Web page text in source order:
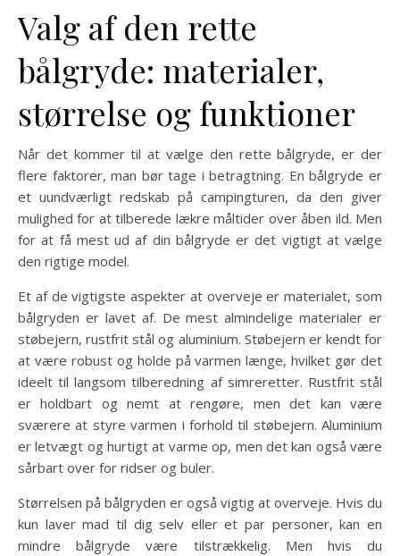
Valg af den rette
bålgryde: materialer,
størrelse og funktioner
Når det kommer til at vælge den rette bålgryde, er der
flere faktorer, man bør tage i betragtning. En bålgryde er
et uundværligt redskab på campingturen, da den giver
mulighed for at tilberede lækre måltider over åben ild. Men
for at få mest ud af din bålgryde er det vigtigt at vælge
den rigtige model.
Et af de vigtigste aspekter at overveje er materialet, som
bålgryden er lavet af. De mest almindelige materialer er
støbejern, rustfrit stål og aluminium. Støbejern er kendt for
at være robust og holde på varmen længe, hvilket gør det
ideelt til langsom tilberedning af simreretter. Rustfrit stål
er holdbart og nemt at rengøre, men det kan være
sværere at styre varmen i forhold til støbejern. Aluminium
er letvægt og hurtigt at varme op, men det kan også være
sårbart over for ridser og buler.
Størrelsen på bålgryden er også vigtig at overveje. Hvis du
kun laver mad til dig selv eller et par personer, kan en
mindre bålgryde være tilstrækkelig. Men hvis du